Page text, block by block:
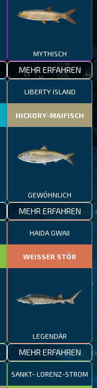
MYTHISCH
MEHR ERFAHREN
LIBERTY ISLAND
HICKORY-MAIFISCH
GEWÖHNLICH
MEHR ERFAHREN
HAIDA GWAII
WEISSER STÖR
LEGENDÄR
MEHR ERFAHREN
SANKT- LORENZ-STROM